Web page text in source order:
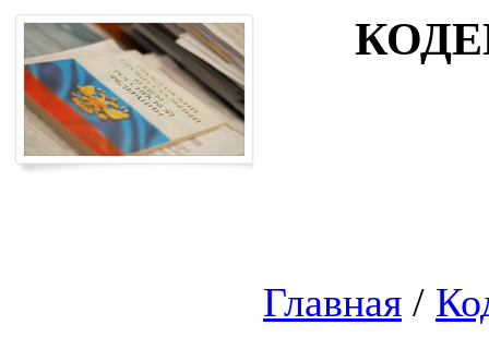
Главная /